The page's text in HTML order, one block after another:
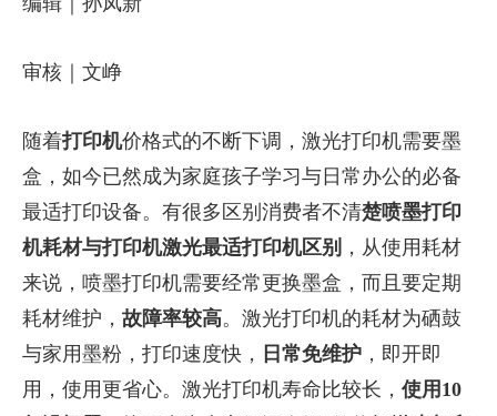
审核｜文峥
随着打印机价格式的不断下调，激光打印机需要墨
盒，如今已然成为家庭孩子学习与日常办公的必备
最适打印设备。有很多区别消费者不清楚喷墨打印
机耗材与打印机激光最适打印机区别 ，从使用耗材
来说，喷墨打印机需要经常更换墨盒，而且要定期
耗材维护， 故障率较高。激光打印机的耗材为硒鼓
与家用墨粉，打印速度快， 日常免维护 ，即开即
用，使用更省心。激光打印机寿命比较长， 使用10